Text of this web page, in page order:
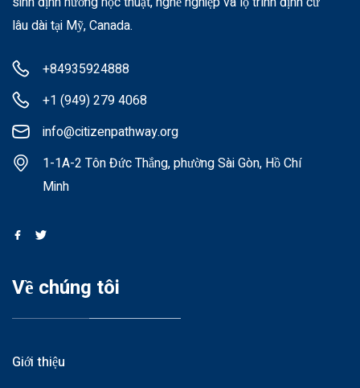
lâu dài tại Mỹ, Canada.
+84935924888
+1 (949) 279 4068
info@citizenpathway.org
1-1A-2 Tôn Đức Thắng, phường Sài Gòn, Hồ Chí
Minh
Về chúng tôi
Giới thiệu